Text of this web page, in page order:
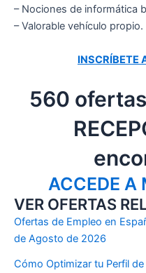
– Nociones de informática
– Valorable vehículo propio.
INSCRÍBETE
560
ACCEDE A
VER OFERTAS
Ofertas de Empleo en
de Agosto de 2026
Cómo Optimizar tu Perfil